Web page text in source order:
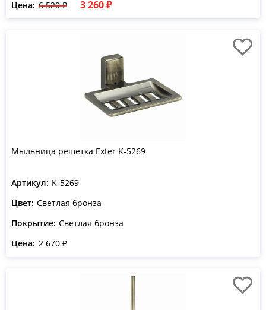
Цена: 6 520 ₽ 3 260 ₽
Мыльница решетка Exter K-5269
Артикул: K-5269
Цвет: Светлая бронза
Покрытие: Светлая бронза
Цена: 2 670 ₽